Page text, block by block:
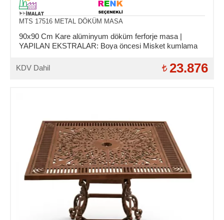
MTS 17516 METAL DÖKÜM MASA
90x90 Cm Kare alüminyum döküm ferforje masa |
YAPILAN EKSTRALAR: Boya öncesi Misket kumlama
KDV Dahil
23.876